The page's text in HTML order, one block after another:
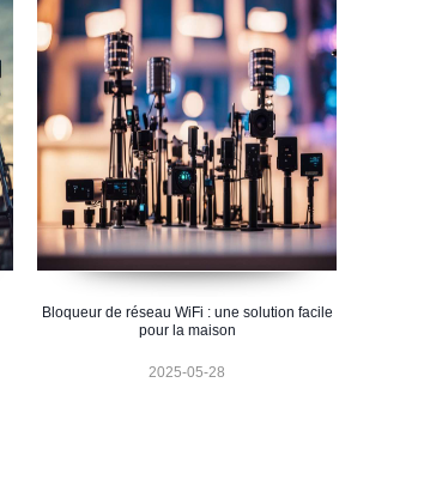
Bloqueur de réseau WiFi : une solution facile
pour la maison
2025-05-28